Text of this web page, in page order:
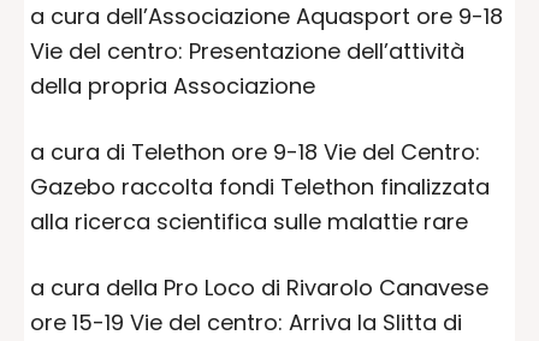
a cura dell’Associazione Aquasport ore 9-18
Vie del centro: Presentazione dell’attività
della propria Associazione
a cura di Telethon ore 9-18 Vie del Centro:
Gazebo raccolta fondi Telethon finalizzata
alla ricerca scientifica sulle malattie rare
a cura della Pro Loco di Rivarolo Canavese
ore 15-19 Vie del centro: Arriva la Slitta di